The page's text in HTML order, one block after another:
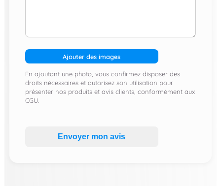
Ajouter des images
En ajoutant une photo, vous confirmez disposer des
droits nécessaires et autorisez son utilisation pour
présenter nos produits et avis clients, conformément aux
CGU.
Envoyer mon avis